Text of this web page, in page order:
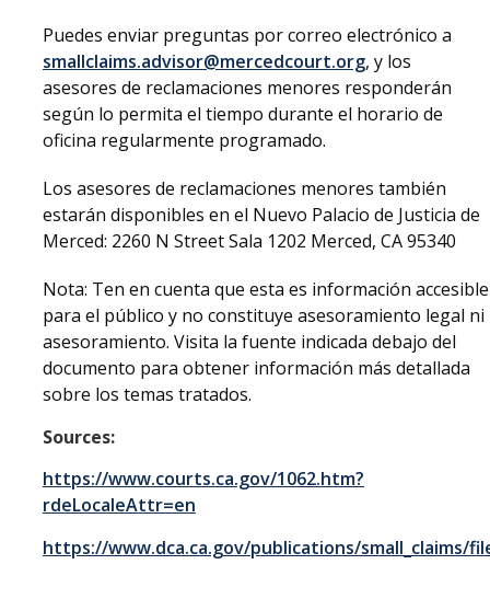
Puedes enviar preguntas por correo electrónico a
smallclaims.advisor@mercedcourt.org, y los
asesores de reclamaciones menores responderán
según lo permita el tiempo durante el horario de
oficina regularmente programado.
Los asesores de reclamaciones menores también
estarán disponibles en el Nuevo Palacio de Justicia de
Merced: 2260 N Street Sala 1202 Merced, CA 95340
Nota: Ten en cuenta que esta es información accesible
para el público y no constituye asesoramiento legal ni
asesoramiento. Visita la fuente indicada debajo del
documento para obtener información más detallada
sobre los temas tratados.
Sources:
https://www.courts.ca.gov/1062.htm?
rdeLocaleAttr=en
https://www.dca.ca.gov/publications/small_claims/